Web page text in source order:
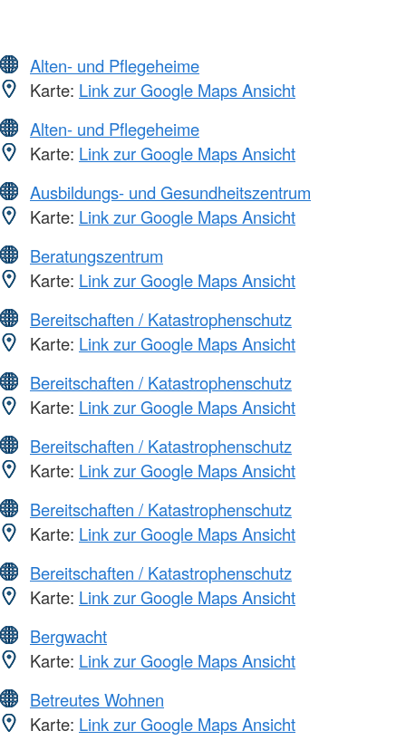
Alten- und Pflegeheime
Karte: Link zur Google Maps Ansicht
Alten- und Pflegeheime
Karte: Link zur Google Maps Ansicht
Ausbildungs- und Gesundheitszentrum
Karte: Link zur Google Maps Ansicht
Beratungszentrum
Karte: Link zur Google Maps Ansicht
Bereitschaften / Katastrophenschutz
Karte: Link zur Google Maps Ansicht
Bereitschaften / Katastrophenschutz
Karte: Link zur Google Maps Ansicht
Bereitschaften / Katastrophenschutz
Karte: Link zur Google Maps Ansicht
Bereitschaften / Katastrophenschutz
Karte: Link zur Google Maps Ansicht
Bereitschaften / Katastrophenschutz
Karte: Link zur Google Maps Ansicht
Bergwacht
Karte: Link zur Google Maps Ansicht
Betreutes Wohnen
Karte: Link zur Google Maps Ansicht